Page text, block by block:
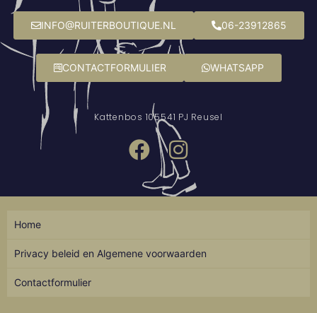
INFO@RUITERBOUTIQUE.NL 06-23912865
CONTACTFORMULIER WHATSAPP
Kattenbos 105541 PJ Reusel
Home
Privacy beleid en Algemene voorwaarden
Contactformulier